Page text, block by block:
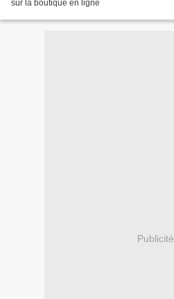
sur la boutique en ligne
Publicité